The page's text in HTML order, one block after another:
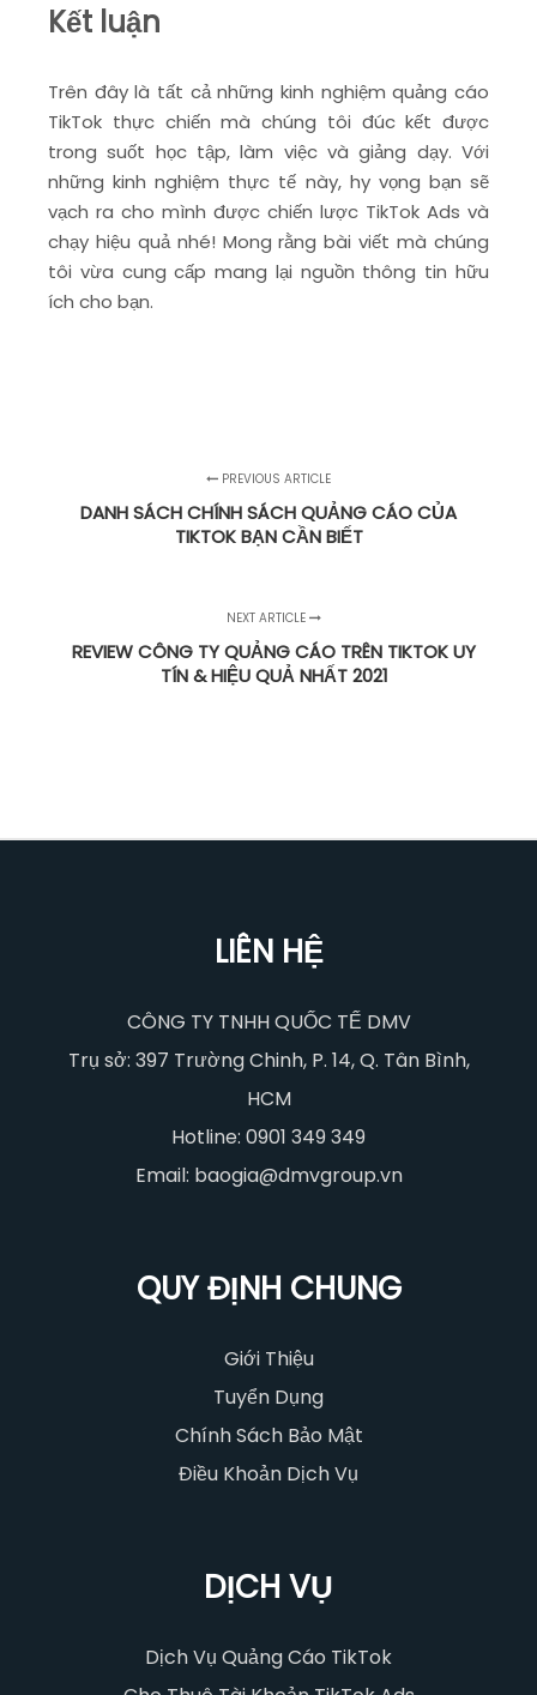
Kết luận
Trên đây là tất cả những kinh nghiệm quảng cáo
TikTok thực chiến mà chúng tôi đúc kết được
trong suốt học tập, làm việc và giảng dạy. Với
những kinh nghiệm thực tế này, hy vọng bạn sẽ
vạch ra cho mình được chiến lược TikTok Ads và
chạy hiệu quả nhé! Mong rằng bài viết mà chúng
tôi vừa cung cấp mang lại nguồn thông tin hữu
ích cho bạn.
PREVIOUS ARTICLE
DANH SÁCH CHÍNH SÁCH QUẢNG CÁO CỦA
TIKTOK BẠN CẦN BIẾT
NEXT ARTICLE
REVIEW CÔNG TY QUẢNG CÁO TRÊN TIKTOK UY
TÍN & HIỆU QUẢ NHẤT 2021
LIÊN HỆ
CÔNG TY TNHH QUỐC TẾ DMV
Trụ sở: 397 Trường Chinh, P. 14, Q. Tân Bình,
HCM
Hotline: 0901 349 349
Email: baogia@dmvgroup.vn
QUY ĐỊNH CHUNG
Giới Thiệu
Tuyển Dụng
Chính Sách Bảo Mật
Điều Khoản Dịch Vụ
DỊCH VỤ
Dịch Vụ Quảng Cáo TikTok